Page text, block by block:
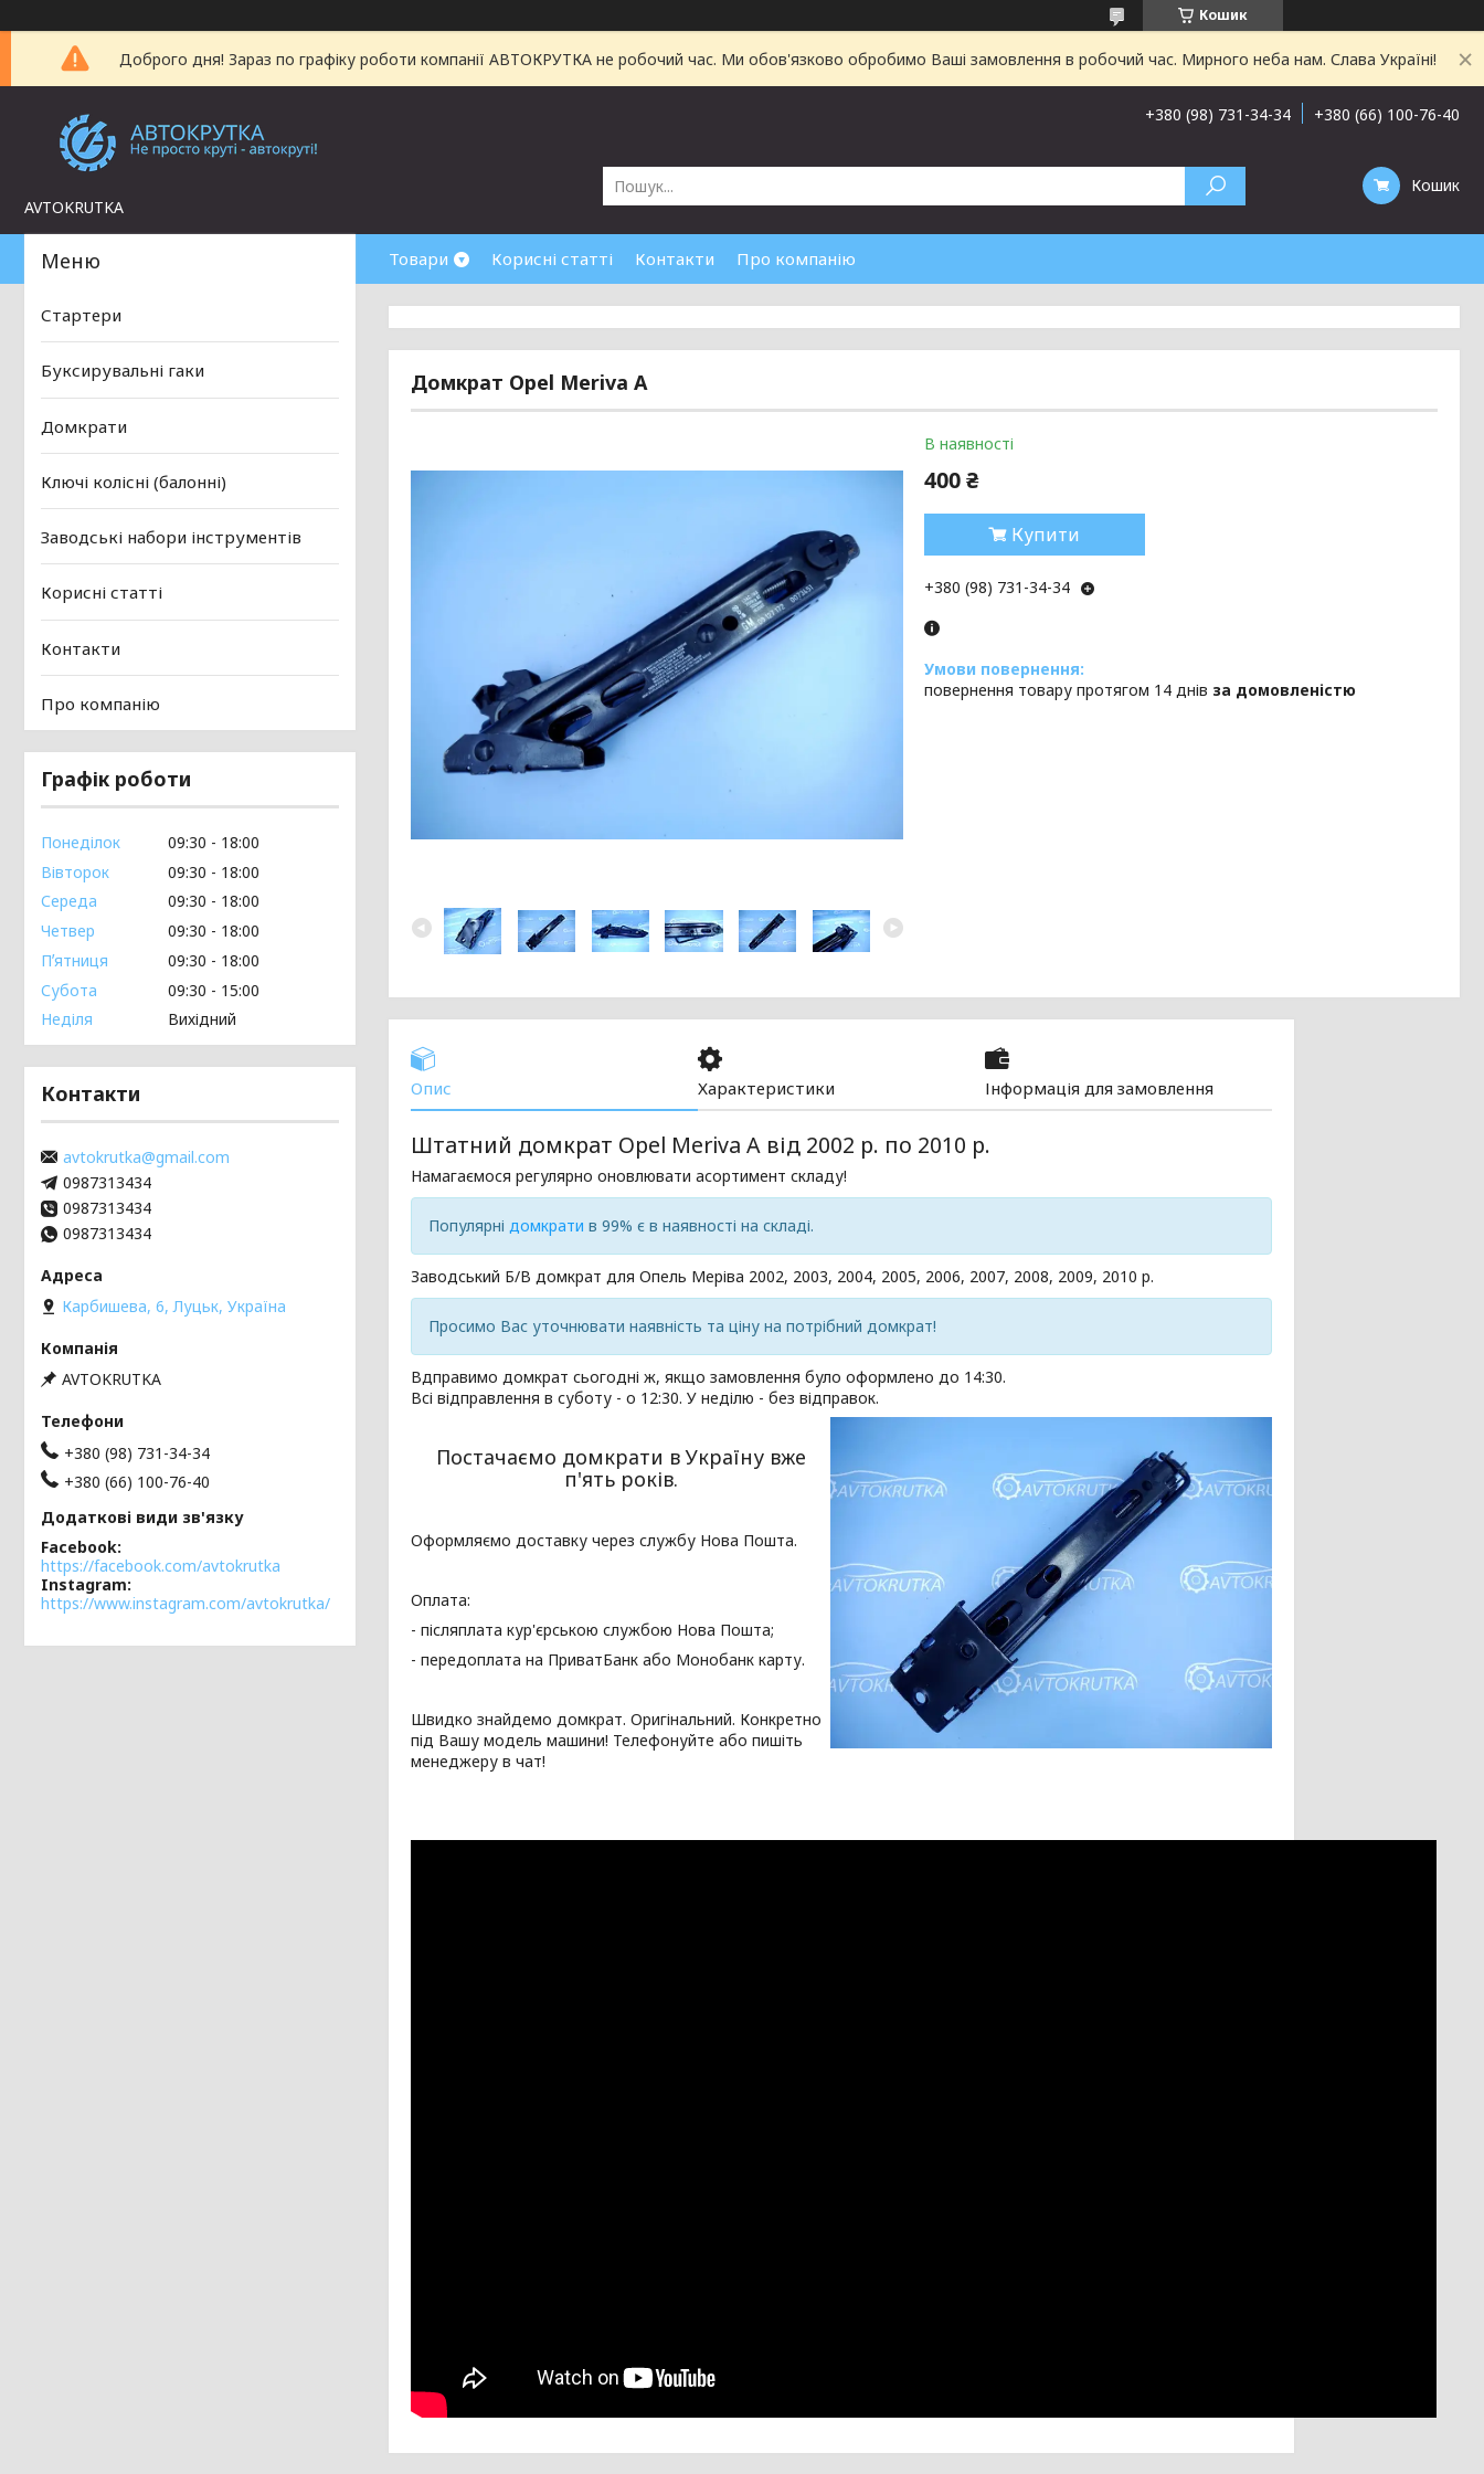
Кошик
Доброго дня! Зараз по графіку роботи компанії АВТОКРУТКА не робочий час. Ми обов'язково обробимо Ваші замовлення в робочий час. Мирного неба нам. Слава Україні!
AVTOKRUTKA
+380 (98) 731-34-34 +380 (66) 100-76-40
Кошик
Товари Корисні статті Контакти Про компанію
Домкрат Opel Meriva A
В наявності
400 ₴
Купити
+380 (98) 731-34-34
повернення товару протягом 14 днів за домовленістю
Опис Характеристики Інформація для замовлення
Штатний домкрат Opel Meriva A від 2002 р. по 2010 р.
Намагаємося регулярно оновлювати асортимент складу!
Популярні домкрати в 99% є в наявності на складі.
Заводський Б/В домкрат для Опель Меріва 2002, 2003, 2004, 2005, 2006, 2007, 2008, 2009, 2010 р.
Просимо Вас уточнювати наявність та ціну на потрібний домкрат!
Вдправимо домкрат сьогодні ж, якщо замовлення було оформлено до 14:30.
Всі відправлення в суботу - о 12:30. У неділю - без відправок.
Постачаємо домкрати в Україну вже
п'ять років.
Оформляємо доставку через службу Нова Пошта.
Оплата:
- післяплата кур'єрською службою Нова Пошта;
- передоплата на ПриватБанк або Монобанк карту.
Швидко знайдемо домкрат. Оригінальний. Конкретно
під Вашу модель машини! Телефонуйте або пишіть
менеджеру в чат!
Стартери
Буксирувальні гаки
Домкрати
Ключі колісні (балонні)
Заводські набори інструментів
Корисні статті
Контакти
Про компанію
Графік роботи
Понеділок 09:30
18:00
Вівторок
09:30
18:00
Середа
09:30
18:00
Четвер
09:30
18:00
Пʼятниця
09:30
18:00
Субота
09:30
15:00
Неділя
Вихідний
Контакти
avtokrutka@gmail.com
0987313434
0987313434
0987313434
Карбишева, 6, Луцьк, Україна
AVTOKRUTKA
+380 (98) 731-34-34
+380 (66) 100-76-40
Facebook
https://facebook.com/avtokrutka
Instagram
https://www.instagram.com/avtokrutka/